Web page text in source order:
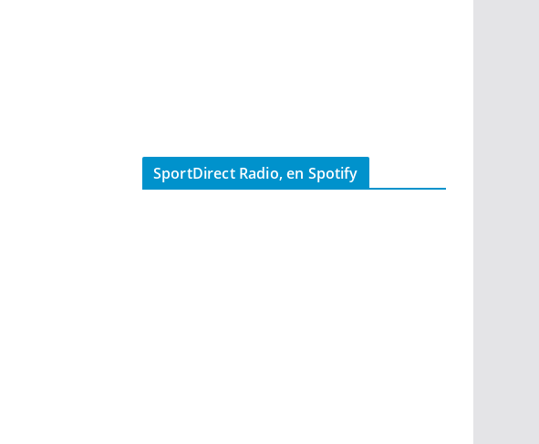
SportDirect Radio, en Spotify